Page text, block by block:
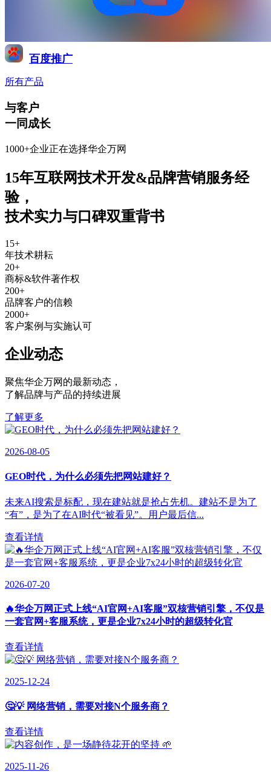
百度推广
所有产品
与客户
一同成长
1000+企业正在选择华企万网
15年互联网技术开发&品牌营销服务经
验，
技术实力与口碑双重背书
15+
年技术耕耘
20+
商标&软件著作权
200+
品牌客户的信赖
2000+
客户案例与实施认可
企业动态
聚焦华企万网的最新动态 ，
了解品牌与产品的持续进展
了解更多
2026-08-05
GEO时代，为什么必须先把网站建好？
未来AI搜索是标配，现在建站就是抢占先机。建站不是为了
“有”，是为了在AI时代“被看见”。用户最后信...
查看详情
2026-07-20
🔥华企万网正式上线“AI官网+AI客服”双核营销引擎，不仅是
一套官网+客服系统，更是企业7x24小时的超级转化官
查看详情
2025-12-24
🤔💡 网络营销，需要对接N个服务商？
查看详情
2025-11-26